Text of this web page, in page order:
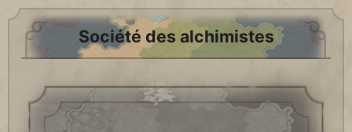
Société des alchimistes